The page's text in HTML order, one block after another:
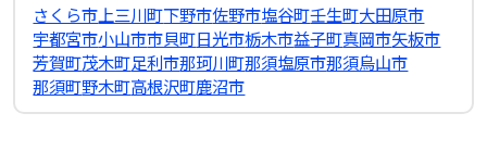
さくら市 上三川町下野市佐野市塩谷町壬生町大田原市
宇都宮市小山市市貝町日光市栃木市益子町真岡市矢板市
芳賀町茂木町足利市那珂川町那須塩原市那須烏山市
那須町野木町高根沢町鹿沼市